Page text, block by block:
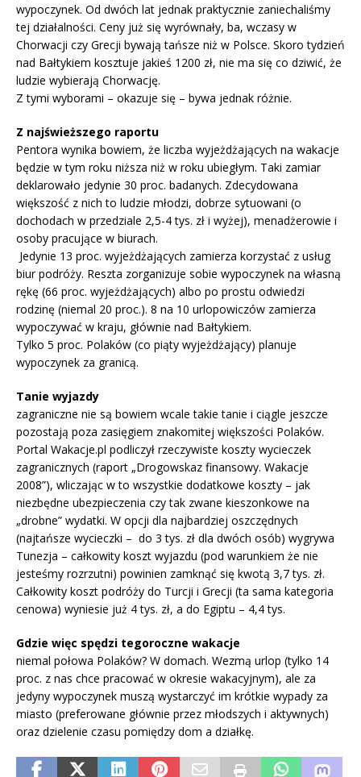
wypoczynek. Od dwóch lat jednak praktycznie zaniechaliśmy
tej działalności. Ceny już się wyrównały, ba, wczasy w
Chorwacji czy Grecji bywają tańsze niż w Polsce. Skoro tydzień
nad Bałtykiem kosztuje jakieś 1200 zł, nie ma się co dziwić, że
ludzie wybierają Chorwację.
Z tymi wyborami – okazuje się – bywa jednak różnie.
Z najświeższego raportu
Pentora wynika bowiem, że liczba wyjeżdżających na wakacje
będzie w tym roku niższa niż w roku ubiegłym. Taki zamiar
deklarowało jedynie 30 proc. badanych. Zdecydowana
większość z nich to ludzie młodzi, dobrze sytuowani (o
dochodach w przedziale 2,5-4 tys. zł i wyżej), menadżerowie i
osoby pracujące w biurach.
Jedynie 13 proc. wyjeżdżających zamierza korzystać z usług
biur podróży. Reszta zorganizuje sobie wypoczynek na własną
rękę (66 proc. wyjeżdżających) albo po prostu odwiedzi
rodzinę (niemal 20 proc.). 8 na 10 urlopowiczów zamierza
wypoczywać w kraju, głównie nad Bałtykiem.
Tylko 5 proc. Polaków (co piąty wyjeżdżający) planuje
wypoczynek za granicą.
Tanie wyjazdy
zagraniczne nie są bowiem wcale takie tanie i ciągle jeszcze
pozostają poza zasięgiem znakomitej większości Polaków.
Portal Wakacje.pl podliczył rzeczywiste koszty wycieczek
zagranicznych (raport „Drogowskaz finansowy. Wakacje
2008”), wliczając w to wszystkie dodatkowe koszty – jak
niezbędne ubezpieczenia czy tak zwane kieszonkowe na
„drobne” wydatki. W opcji dla najbardziej oszczędnych
(najtańsze wycieczki – do 3 tys. zł dla dwóch osób) wygrywa
Tunezja – całkowity koszt wyjazdu (pod warunkiem że nie
jesteśmy rozrzutni) powinien zamknąć się kwotą 3,7 tys. zł.
Całkowity koszt podróży do Turcji i Grecji (ta sama kategoria
cenowa) wyniesie już 4 tys. zł, a do Egiptu – 4,4 tys.
Gdzie więc spędzi tegoroczne wakacje
niemal połowa Polaków? W domach. Wezmą urlop (tylko 14
proc. z nas chce pracować w okresie wakacyjnym), ale za
jedyny wypoczynek muszą wystarczyć im krótkie wypady za
miasto (preferowane głównie przez młodszych i aktywnych)
oraz dzielenie czasu pomiędzy dom a działkę.